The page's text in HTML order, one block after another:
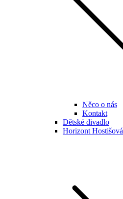
Něco o nás
Kontakt
Dětské divadlo
Horizont Hostišová